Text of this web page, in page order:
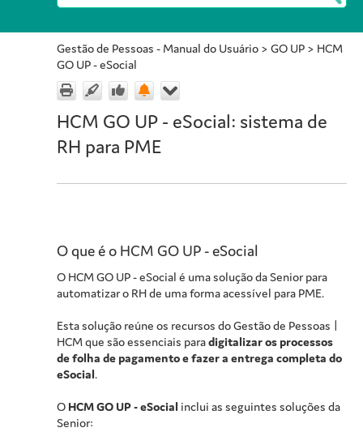
Gestão de Pessoas - Manual do Usuário > GO UP > HCM
GO UP - eSocial
HCM GO UP - eSocial: sistema de
RH para PME
O que é o HCM GO UP - eSocial
O HCM GO UP - eSocial é uma solução da Senior para
automatizar o RH de uma forma acessível para PME.
Esta solução reúne os recursos doGestão de Pessoas |
HCMque são essenciais paradigitalizar os processos
de folha de pagamento e fazer a entrega completa do
eSocial.
O HCM GO UP - eSocial inclui as seguintes soluções da
Senior: